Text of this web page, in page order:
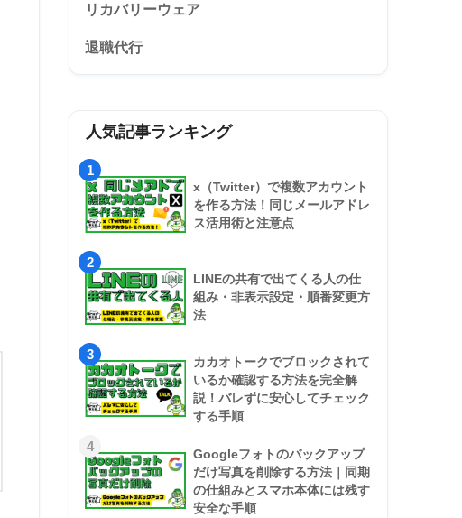
リカバリーウェア
退職代行
人気記事ランキング
1
x（Twitter）で複数アカウント
を作る方法！同じメールアドレ
ス活用術と注意点
2
LINEの共有で出てくる人の仕
組み・非表示設定・順番変更方
法
3
カカオトークでブロックされて
いるか確認する方法を完全解
説！バレずに安心してチェック
する手順
4
Googleフォトのバックアップ
だけ写真を削除する方法｜同期
の仕組みとスマホ本体には残す
安全な手順